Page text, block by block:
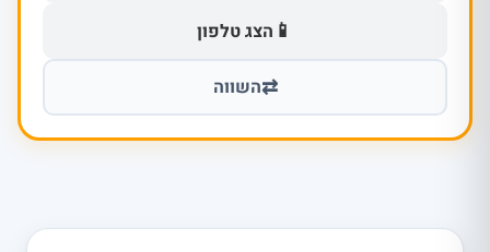
📱 הצג טלפון
⇄השווה